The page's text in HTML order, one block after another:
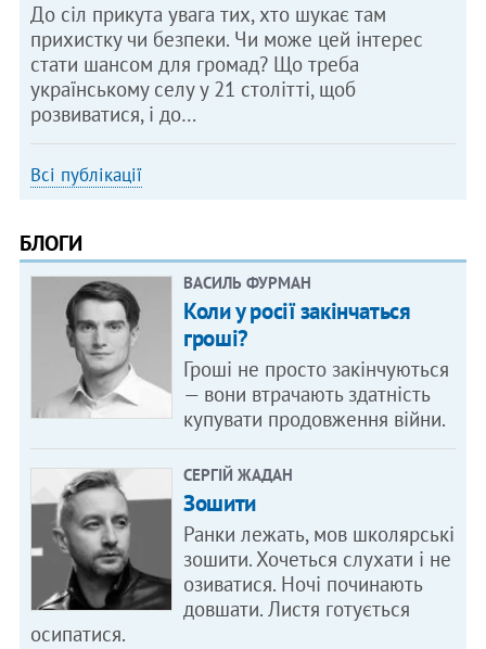
До сіл прикута увага тих, хто шукає там
прихистку чи безпеки. Чи може цей інтерес
стати шансом для громад? Що треба
українському селу у 21 столітті, щоб
розвиватися, і до…
Всі публікації
БЛОГИ
ВАСИЛЬ ФУРМАН
Коли у росії закінчаться
гроші?
Гроші не просто закінчуються
— вони втрачають здатність
купувати продовження війни.
СЕРГІЙ ЖАДАН
Зошити
Ранки лежать, мов школярські
зошити. Хочеться слухати і не
озиватися. Ночі починають
довшати. Листя готується
осипатися.